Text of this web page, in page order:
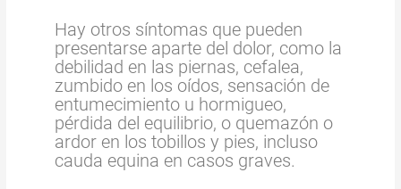
Hay otros síntomas que pueden
presentarse aparte del dolor, como la
debilidad en las piernas, cefalea,
zumbido en los oídos, sensación de
entumecimiento u hormigueo,
pérdida del equilibrio, o quemazón o
ardor en los tobillos y pies, incluso
cauda equina en casos graves.